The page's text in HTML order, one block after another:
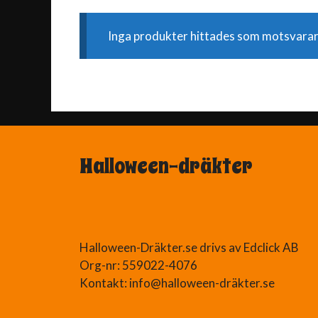
Inga produkter hittades som
Halloween-dräkter
Halloween-Dräkter.se drivs av Edclick AB
Org-nr: 559022-4076
Kontakt: info@halloween-dräkter.se